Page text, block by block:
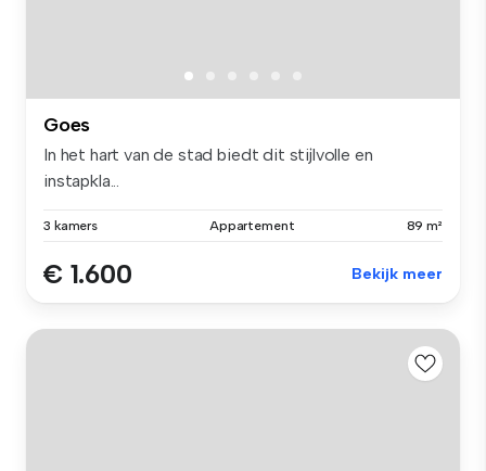
Goes
In het hart van de stad biedt dit stijlvolle en
instapkla...
3 kamers Appartement 89 m²
€ 1.600 Bekijk meer